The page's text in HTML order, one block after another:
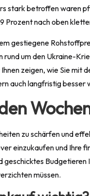
stark betroffen waren
Prozent nach oben
gestiegene
rund um den Ukraine-
zeigen, wie Sie mit
auch langfristig besser
zu schärfen und
einzukaufen und Ihre
geschicktes
müssen.